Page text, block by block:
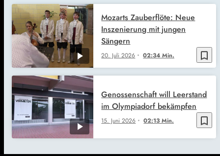
bookmark_border
20. Juli 2026 02:34 Min.
Mozarts Zauberflöte: Neue
Inszenierung mit jungen
Sängern
bookmark_border
15. Juni 2026 02:13 Min.
Genossenschaft will Leerstand
im Olympiadorf bekämpfen